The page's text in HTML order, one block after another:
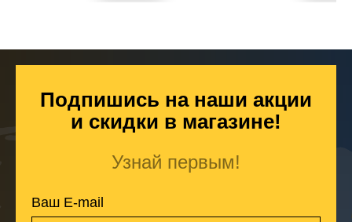
Подпишись на наши акции
и скидки в магазине!
Узнай первым!
Ваш E-mail